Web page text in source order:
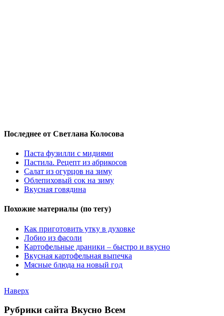
Последнее от Светлана Колосова
Паста фузилли с мидиями
Пастила. Рецепт из абрикосов
Салат из огурцов на зиму
Облепиховый сок на зиму
Вкусная говядина
Похожие материалы (по тегу)
Как приготовить утку в духовке
Лобио из фасоли
Картофельные драники – быстро и вкусно
Вкусная картофельная выпечка
Мясные блюда на новый год
Наверх
Рубрики сайта Вкусно Всем